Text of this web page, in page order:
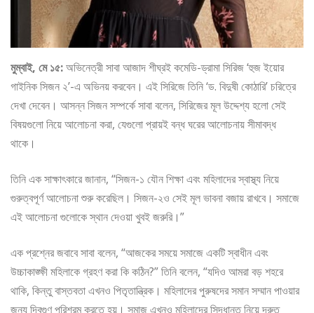
মুম্বাই, মে ১৫:অভিনেত্রী সাবা আজাদ শীঘ্রই কমেডি-ড্রামা সিরিজ ‘হুজ ইয়োর
গাইনিক সিজন ২’-এ অভিনয় করবেন। এই সিরিজে তিনি ‘ড. বিদুষী কোঠারি’ চরিত্রে
দেখা দেবেন। আসন্ন সিজন সম্পর্কে সাবা বলেন, সিরিজের মূল উদ্দেশ্য হলো সেই
বিষয়গুলো নিয়ে আলোচনা করা, যেগুলো প্রায়ই বন্ধ ঘরের আলোচনায় সীমাবদ্ধ
থাকে।
তিনি এক সাক্ষাৎকারে জানান, “সিজন-১ যৌন শিক্ষা এবং মহিলাদের স্বাস্থ্য নিয়ে
গুরুত্বপূর্ণ আলোচনা শুরু করেছিল। সিজন-২ও সেই মূল ভাবনা বজায় রাখবে। সমাজে
এই আলোচনা গুলোকে স্থান দেওয়া খুবই জরুরি।”
এক প্রশ্নের জবাবে সাবা বলেন, “আজকের সময়ে সমাজে একটি স্বাধীন এবং
উচ্চাকাঙ্ক্ষী মহিলাকে গ্রহণ করা কি কঠিন?” তিনি বলেন, “যদিও আমরা বড় শহরে
থাকি, কিন্তু বাস্তবতা এখনও পিতৃতান্ত্রিক। মহিলাদের পুরুষদের সমান সম্মান পাওয়ার
জন্য দ্বিগুণ পরিশ্রম করতে হয়। সমাজ এখনও মহিলাদের সিদ্ধান্ত নিয়ে দ্রুত